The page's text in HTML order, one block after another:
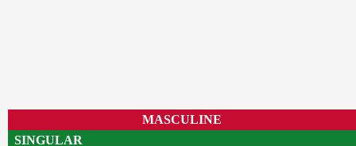
MASCULINE
SINGULAR